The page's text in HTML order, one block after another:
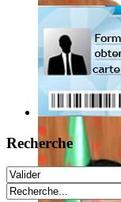
Recherche